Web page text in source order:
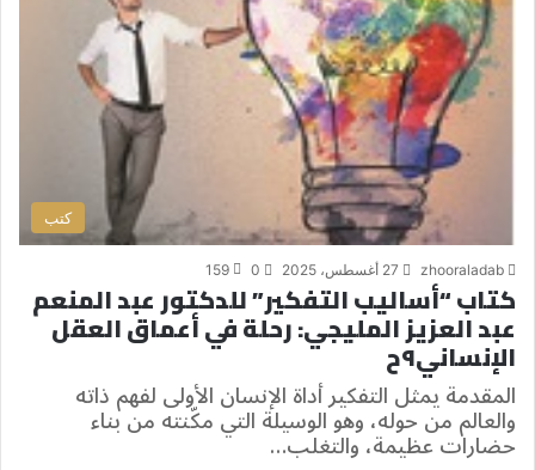
كتب
zhooraladab 27 أغسطس، 2025 0
159
كتاب “أساليب التفكير” للدكتور عبد المنعم
عبد العزيز المليجي: رحلة في أعماق العقل
الإنساني٩ح
المقدمة يمثل التفكير أداة الإنسان الأولى لفهم ذاته
والعالم من حوله، وهو الوسيلة التي مكّنته من بناء
حضارات عظيمة، والتغلب…